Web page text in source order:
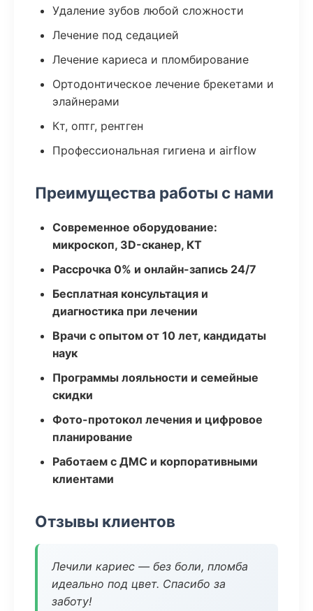
Удаление зубов любой сложности
Лечение под седацией
Лечение кариеса и пломбирование
Ортодонтическое лечение брекетами и
элайнерами
Кт, оптг, рентген
Профессиональная гигиена и airflow
Преимущества работы с нами
Современное оборудование:
микроскоп, 3D-сканер, КТ
Рассрочка 0% и онлайн-запись 24/7
Бесплатная консультация и
диагностика при лечении
Врачи с опытом от 10 лет, кандидаты
наук
Программы лояльности и семейные
скидки
Фото-протокол лечения и цифровое
планирование
Работаем с ДМС и корпоративными
клиентами
Отзывы клиентов
Лечили кариес — без боли, пломба
идеально под цвет. Спасибо за
заботу!